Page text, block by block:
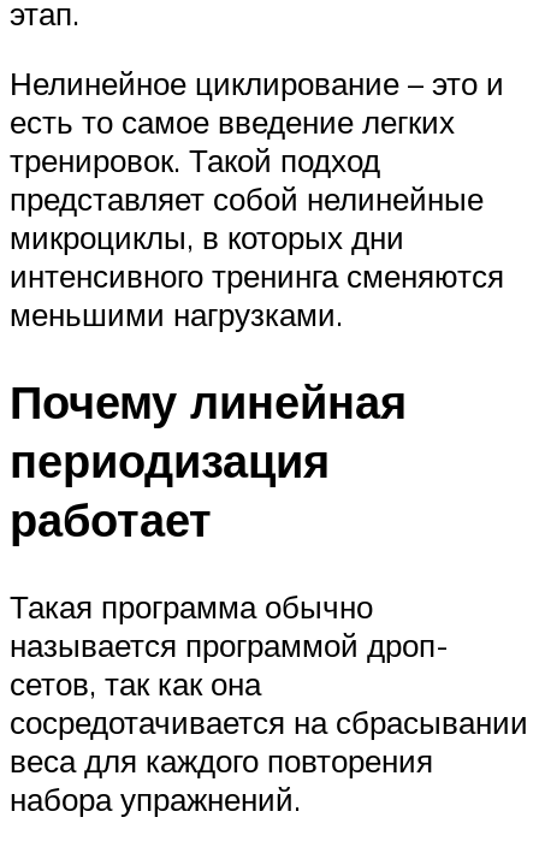
этап.
Нелинейное циклирование – это и
есть то самое введение легких
тренировок. Такой подход
представляет собой нелинейные
микроциклы, в которых дни
интенсивного тренинга сменяются
меньшими нагрузками.
Почему линейная
периодизация
работает
Такая программа обычно
называется программой дроп-
сетов, так как она
сосредотачивается на сбрасывании
веса для каждого повторения
набора упражнений.